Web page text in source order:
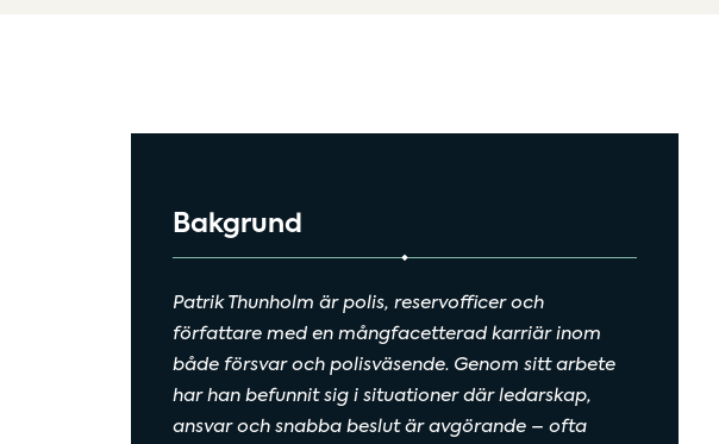
Bakgrund
Patrik Thunholm är polis, reservofficer och
författare med en mångfacetterad karriär inom
både försvar och polisväsende. Genom sitt arbete
har han befunnit sig i situationer där ledarskap,
ansvar och snabba beslut är avgörande – ofta